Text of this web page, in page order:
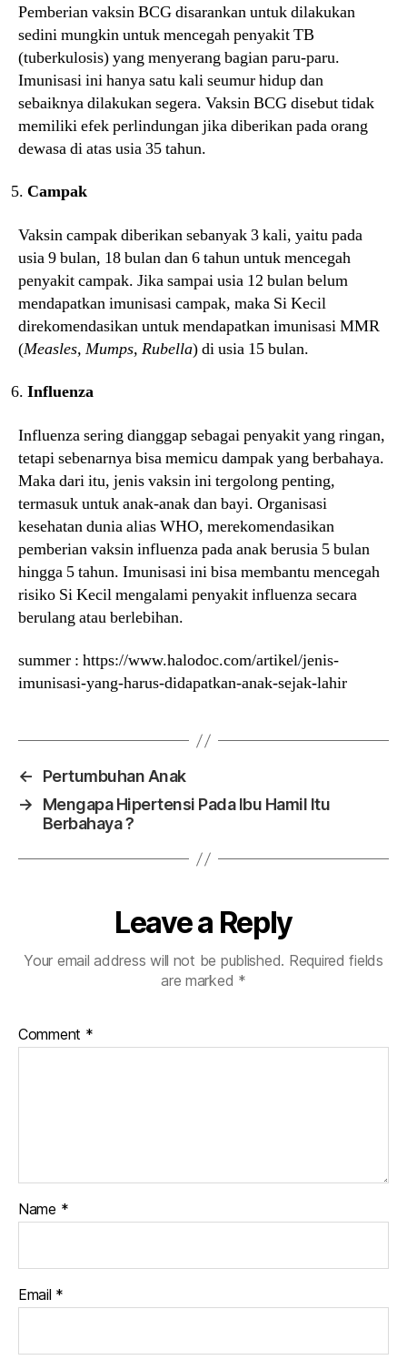
Pemberian vaksin BCG disarankan untuk dilakukan
sedini mungkin untuk mencegah penyakit TB
(tuberkulosis) yang menyerang bagian paru-paru.
Imunisasi ini hanya satu kali seumur hidup dan
sebaiknya dilakukan segera. Vaksin BCG disebut tidak
memiliki efek perlindungan jika diberikan pada orang
dewasa di atas usia 35 tahun.
Campak
Vaksin campak diberikan sebanyak 3 kali, yaitu pada
usia 9 bulan, 18 bulan dan 6 tahun untuk mencegah
penyakit campak. Jika sampai usia 12 bulan belum
mendapatkan imunisasi campak, maka Si Kecil
direkomendasikan untuk mendapatkan imunisasi MMR
(Measles, Mumps, Rubella) di usia 15 bulan.
Influenza
Influenza sering dianggap sebagai penyakit yang ringan,
tetapi sebenarnya bisa memicu dampak yang berbahaya.
Maka dari itu, jenis vaksin ini tergolong penting,
termasuk untuk anak-anak dan bayi. Organisasi
kesehatan dunia alias WHO, merekomendasikan
pemberian vaksin influenza pada anak berusia 5 bulan
hingga 5 tahun. Imunisasi ini bisa membantu mencegah
risiko Si Kecil mengalami penyakit influenza secara
berulang atau berlebihan.
summer : https://www.halodoc.com/artikel/jenis-
imunisasi-yang-harus-didapatkan-anak-sejak-lahir
←
Pertumbuhan Anak
→
Mengapa Hipertensi Pada Ibu Hamil Itu
Berbahaya ?
Leave a Reply
Your email address will not be published. Required fields
are marked *
Comment *
Name *
Email *